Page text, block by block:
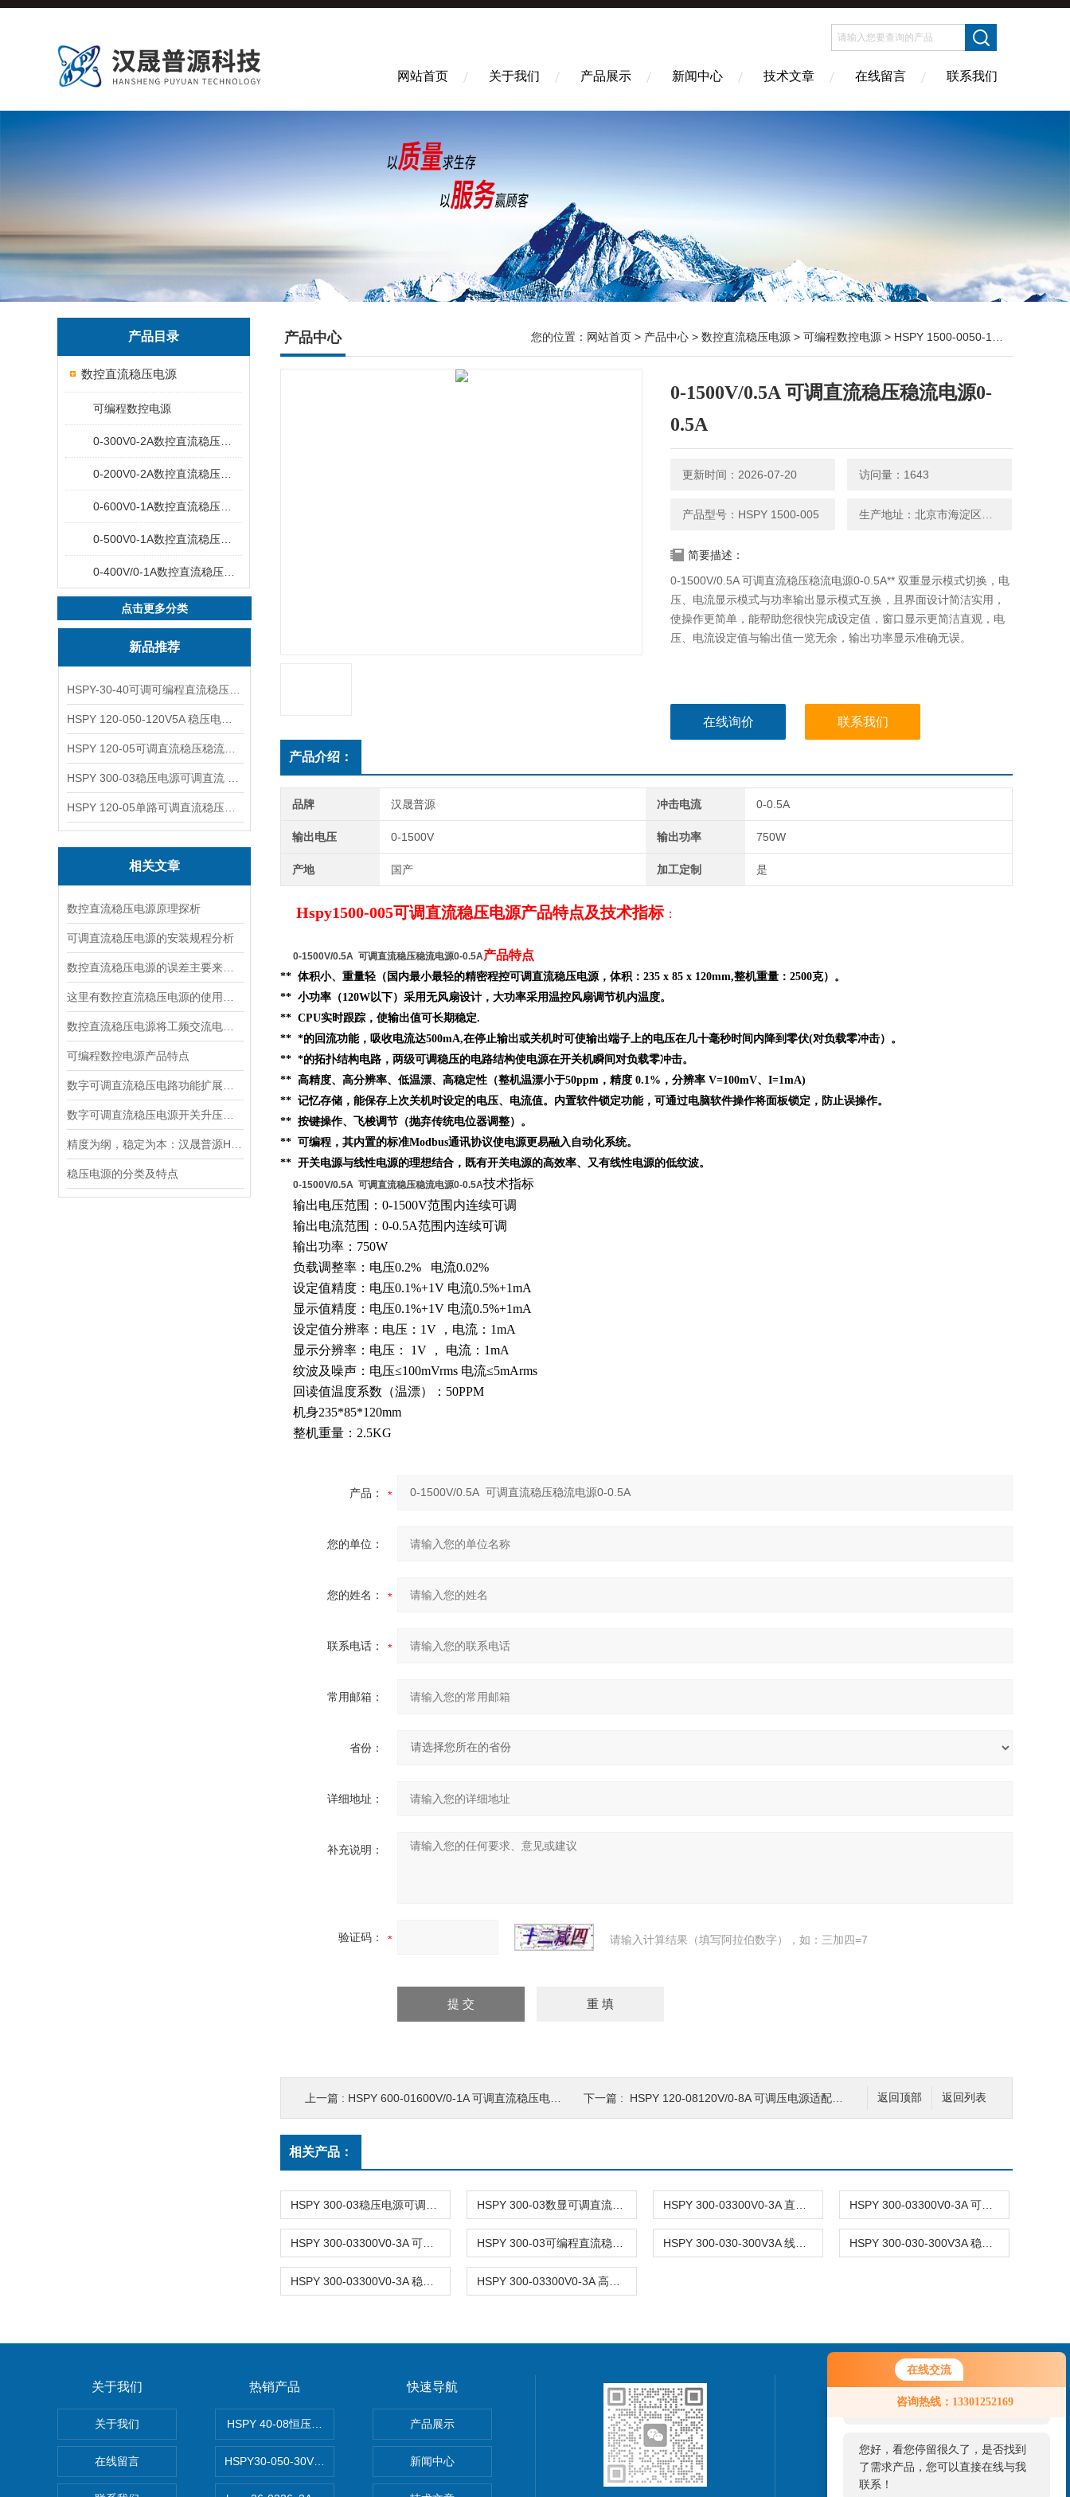
在线交流
咨询热线：13301252169
您好！欢迎前来咨询，很高兴为您
服务，请问您要咨询什么问题呢？
您好，看您停留很久了，是否找到
了需求产品，您可以直接在线与我
联系！
网站首页 关于我们 产品展示 新闻中心 技术文章 在线留言 联系我们
产品目录
数控直流稳压电源
可编程数控电源
点击更多分类
新品推荐
相关文章
数控直流稳压电源原理探析
可调直流稳压电源的安装规程分析
可编程数控电源产品特点
稳压电源的分类及特点
产品中心 您的位置： 网站首页 > 产品中心 > 数控直流稳压电源 > 可编程数控电源 > HSPY 1500-0050-1500V/0.5A 可调直流稳压稳流电源0-0.5A
0-1500V/0.5A 可调直流稳压稳流电源0-
0.5A
更新时间：2026-07-20 访问量：1643
产品型号：HSPY 1500-005
简要描述：
0-1500V/0.5A 可调直流稳压稳流电源0-0.5A** 双重显示模式切换，电
压、电流显示模式与功率输出显示模式互换，且界面设计简洁实用，
使操作更简单，能帮助您很快完成设定值，窗口显示更简洁直观，电
压、电流设定值与输出值一览无余，输出功率显示准确无误。
在线询价 联系我们
产品介绍：
品牌 汉晟普源 冲击电流 0-0.5A
输出电压 0-1500V 输出功率 750W
产地 国产 加工定制 是
Hspy1500-005可调直流稳压电源产品特点及技术指标：
0-1500V/0.5A 可调直流稳压稳流电源0-0.5A产品特点
** 体积小、重量轻（国内最小最轻的精密程控可调直流稳压电源，体积：235 x 85 x 120mm,整机重量：2500克）。
** 小功率（120W以下）采用无风扇设计，大功率采用温控风扇调节机内温度。
** CPU实时跟踪，使输出值可长期稳定.
** *的回流功能，吸收电流达500mA,在停止输出或关机时可使输出端子上的电压在几十毫秒时间内降到零伏(对负载零冲击）。
** *的拓扑结构电路，两级可调稳压的电路结构使电源在开关机瞬间对负载零冲击。
** 高精度、高分辨率、低温漂、高稳定性（整机温漂小于50ppm，精度 0.1%，分辨率 V=100mV、I=1mA)
** 记忆存储，能保存上次关机时设定的电压、电流值。内置软件锁定功能，可通过电脑软件操作将面板锁定，防止误操作。
** 按键操作、飞梭调节（抛弃传统电位器调整）。
** 可编程，其内置的标准Modbus通讯协议使电源更易融入自动化系统。
** 开关电源与线性电源的理想结合，既有开关电源的高效率、又有线性电源的低纹波。
0-1500V/0.5A 可调直流稳压稳流电源0-0.5A技术指标
输出电压范围： 0-1500V范围内连续可调
输出电流范围： 0-0.5A范围内连续可调
输出功率： 750W
负载调整率：电压0.2% 电流0.02%
设定值精度：电压0.1%+1V 电流0.5%+1mA
显示值精度：电压0.1%+1V 电流0.5%+1mA
设定值分辨率：电压： 1V ，电流：1mA
显示分辨率：电压：
1V ， 电流：1mA
纹波及噪声：电压≤100mVrms 电流≤5mArms
回读值温度系数（温漂）： 50PPM
机身235*85*120mm
整机重量： 2.5KG
产品：
您的单位：
您的姓名：
联系电话：
常用邮箱：
省份：
详细地址：
补充说明：
验证码： 请输入计算结果（填写阿拉伯数字），如：三加四=7
返回列表
返回顶部
上一篇 : HSPY 600-01600V/0-1A 可调直流稳压电源0-600V 下一篇 : HSPY 120-08120V/0-8A 可调压电源适配器0-120V
相关产品：
关于我们
关于我们
在线留言
热销产品
HSPY 40-08恒压恒流恒功率电源
HSPY30-050-30V/-05A可调直流稳压电源
快速导航
产品展示
新闻中心
联系我们
010-82827937